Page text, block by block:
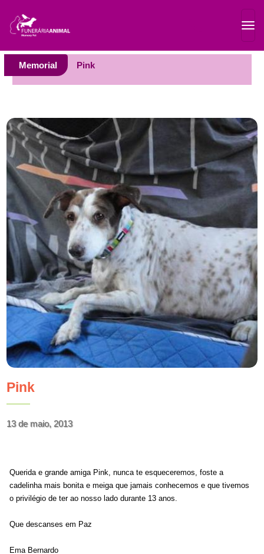
Memorial Pink
Pink
13 de maio, 2013
Querida e grande amiga Pink, nunca te esqueceremos, foste a
cadelinha mais bonita e meiga que jamais conhecemos e que tivemos
o privilégio de ter ao nosso lado durante 13 anos.
Que descanses em Paz